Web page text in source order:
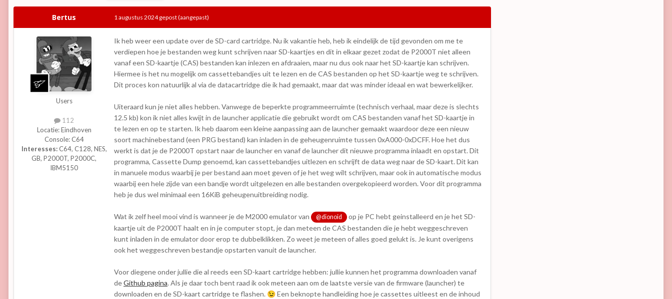
Bertus
Users
112
Locatie:Eindhoven
Console:C64
Interesses:C64, C128, NES,
GB, P2000T, P2000C,
IBM5150
1 augustus 2024gepost(aangepast)
Ik heb weer een update over de SD-card cartridge. Nu ik vakantie heb, heb ik eindelijk de tijd gevonden om me te
verdiepen hoe je bestanden weg kunt schrijven naar SD-kaartjes en dit in elkaar gezet zodat de P2000T niet alleen
vanaf een SD-kaartje (CAS) bestanden kan inlezen en afdraaien, maar nu dus ook naar het SD-kaartje kan schrijven.
Hiermee is het nu mogelijk om cassettebandjes uit te lezen en de CAS bestanden op het SD-kaartje weg te schrijven.
Dit proces kon natuurlijk al via de datacartridge die ik had gemaakt, maar dat was minder ideaal en wat bewerkelijker.
Uiteraard kun je niet alles hebben. Vanwege de beperkte programmeerruimte (technisch verhaal, maar deze is slechts
12.5 kb) kon ik niet alles kwijt in de launcher applicatie die gebruikt wordt om CAS bestanden vanaf het SD-kaartje in
te lezen en op te starten. Ik heb daarom een kleine aanpassing aan de launcher gemaakt waardoor deze een nieuw
soort machinebestand (een PRG bestand) kan inladen in de geheugenruimte tussen 0xA000-0xDCFF. Hoe het dus
werkt is dat je de P2000T opstart naar de launcher en vanaf de launcher dit nieuwe programma inlaadt en opstart. Dit
programma, Cassette Dump genoemd, kan cassettebandjes uitlezen en schrijft de data weg naar de SD-kaart. Dit kan
in manuele modus waarbij je per bestand aan moet geven of je het weg wilt schrijven, maar ook in automatische modus
waarbij een hele zijde van een bandje wordt uitgelezen en alle bestanden overgekopieerd worden. Voor dit programma
heb je dus wel minimaal een 16KiB geheugenuitbreiding nodig.
Wat ik zelf heel mooi vind is wanneer je de M2000 emulator van @dionoid
op je PC hebt geinstalleerd en je het SD-
kaartje uit de P2000T haalt en in je computer stopt, je dan meteen de CAS bestanden die je hebt weggeschreven
kunt inladen in de emulator door erop te dubbelklikken. Zo weet je meteen of alles goed gelukt is. Je kunt overigens
ook het weggeschreven bestandje opstarten vanuit de launcher.
Voor diegene onder jullie die al reeds een SD-kaart cartridge hebben: jullie kunnen het programma downloaden vanaf
deGithub pagina. Als je daar toch bent raad ik ook meteen aan om de laatste versie van de firmware (launcher) te
downloaden en de SD-kaart cartridge te flashen. 😉Een beknopte handleiding hoe je cassettes uitleest en de inhoud